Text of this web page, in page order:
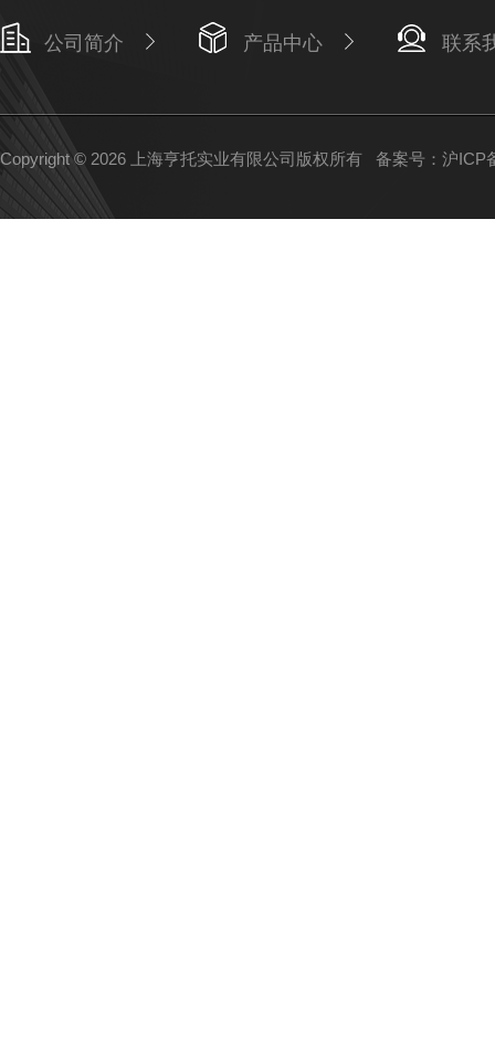
公司简介 产品中心 联系
Copyright © 2026 上海亨托实业有限公司版权所有 备案号：沪ICP